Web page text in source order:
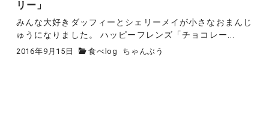
リー」
みんな大好きダッフィーとシェリーメイが小さなおまんじ
ゅうになりました。 ハッピーフレンズ「チョコレー...
2016年9月15日 食べlog ちゃんぶう